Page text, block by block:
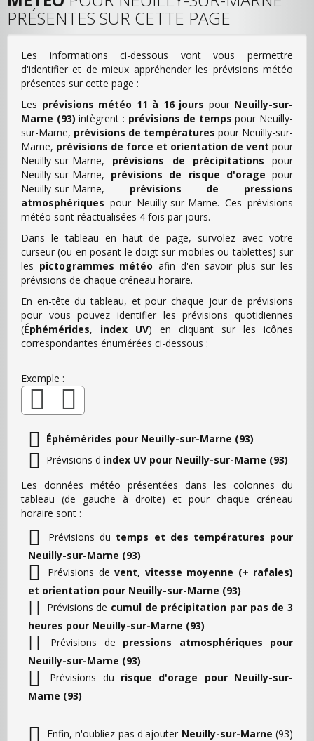
PRÉSENTES SUR CETTE PAGE
Les informations ci-dessous vont vous permettre
d'identifier et de mieux appréhender les prévisions météo
présentes sur cette page :
Les prévisions météo 11 à 16 jours pour Neuilly-sur-
Marne (93) intègrent : prévisions de temps pour Neuilly-
sur-Marne, prévisions de températures pour Neuilly-sur-
Marne, prévisions de force et orientation de vent pour
Neuilly-sur-Marne, prévisions de précipitations pour
Neuilly-sur-Marne, prévisions de risque d'orage pour
Neuilly-sur-Marne, prévisions de pressions
atmosphériques pour Neuilly-sur-Marne. Ces prévisions
météo sont réactualisées 4 fois par jours.
Dans le tableau en haut de page, survolez avec votre
curseur (ou en posant le doigt sur mobiles ou tablettes) sur
les pictogrammes météo afin d'en savoir plus sur les
prévisions de chaque créneau horaire.
En en-tête du tableau, et pour chaque jour de prévisions
pour vous pouvez identifier les prévisions quotidiennes
(Éphémérides, index UV) en cliquant sur les icônes
correspondantes énumérées ci-dessous :
Exemple :
Éphémérides pour Neuilly-sur-Marne (93)
Prévisions d'index UV pour Neuilly-sur-Marne (93)
Les données météo présentées dans les colonnes du
tableau (de gauche à droite) et pour chaque créneau
horaire sont :
Prévisions du temps et des températures pour
Neuilly-sur-Marne (93)
Prévisions devent, vitesse moyenne (+ rafales)
et orientation pour Neuilly-sur-Marne (93)
Prévisions de cumul de précipitation par pas de 3
heures pour Neuilly-sur-Marne (93)
Prévisions de pressions atmosphériques pour
Neuilly-sur-Marne (93)
Prévisions du risque d'orage pour Neuilly-sur-
Marne (93)
Enfin, n'oubliez pas d'ajouter Neuilly-sur-Marne (93)